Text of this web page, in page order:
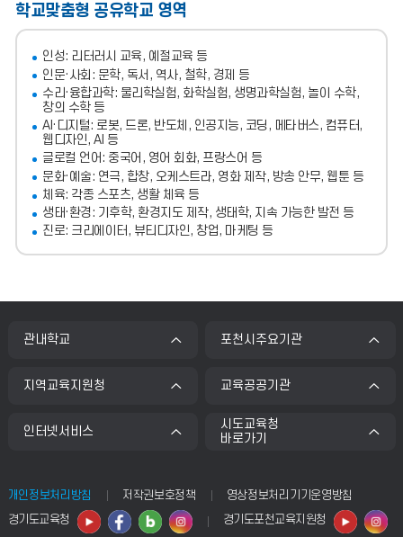
학교맞춤형 공유학교 영역
인성: 리터러시 교육, 예절교육 등
인문·사회: 문학, 독서, 역사, 철학, 경제 등
수리·융합과학: 물리학실험, 화학실험, 생명과학실험, 놀이 수학,
창의 수학 등
AI·디지털: 로봇, 드론, 반도체, 인공지능, 코딩, 메타버스, 컴퓨터,
웹디자인, AI 등
글로컬 언어: 중국어, 영어 회화, 프랑스어 등
문화·예술: 연극, 합창, 오케스트라, 영화 제작, 방송 안무, 웹툰 등
체육: 각종 스포츠, 생활 체육 등
생태·환경: 기후학, 환경지도 제작, 생태학, 지속 가능한 발전 등
진로: 크리에이터, 뷰티디자인, 창업, 마케팅 등
관내학교 포천시주요기관
지역교육지원청 교육공공기관
인터넷서비스
시도교육청
바로가기
개인정보처리방침 저작권보호정책
영상정보처리기기운영방침
경기도교육청
경기도포천교육지원청